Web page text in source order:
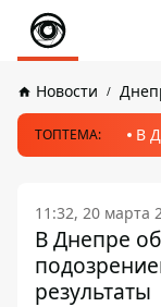
Новости
ТОПТЕМА: В
11:32, 20 марта
В Днепре
результаты